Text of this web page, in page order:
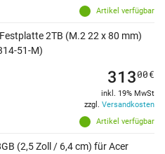
Artikel verfügbar
2TB (M.2 22 x 80 mm)
51-M)
Artikel verfügbar
31300€
inkl. 19% MwSt
zzgl. Versandkosten
(2,5 Zoll / 6,4 cm) für Acer